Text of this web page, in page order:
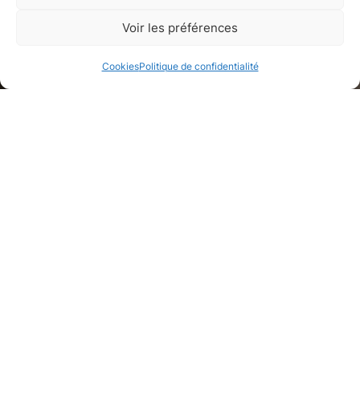
Voir les préférences
CookiesPolitique de confidentialité